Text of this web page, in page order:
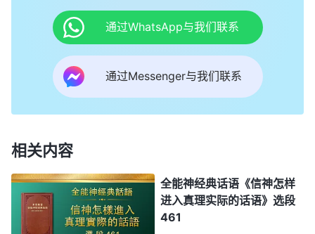
通过WhatsApp与我们联系
通过Messenger与我们联系
相关内容
全能神经典话语《信神怎样
进入真理实际的话语》选段
461